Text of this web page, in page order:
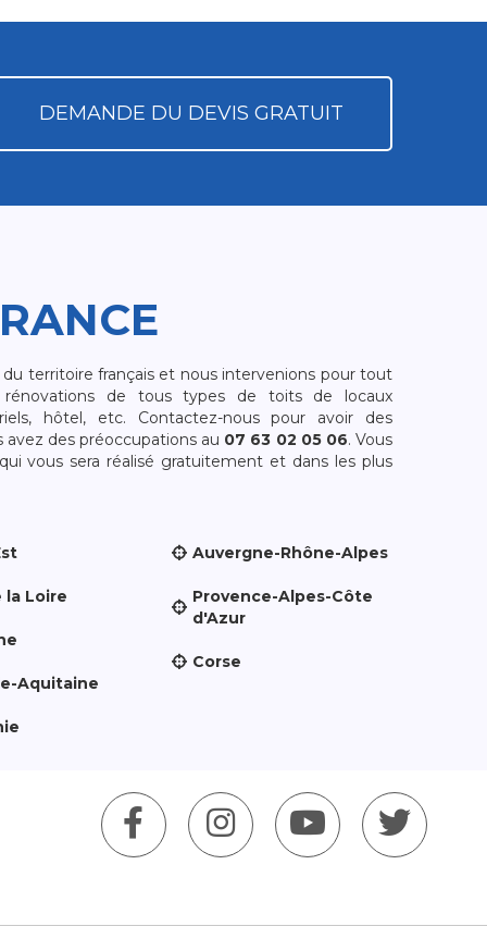
DEMANDE DU DEVIS GRATUIT
territoire français et nous intervenions pour tout
de tous types de toits de locaux
hôtel, etc. Contactez-nous pour avoir des
des préoccupations au 07 63 02 05 06. Vous
vous sera réalisé gratuitement et dans les plus
la Loire
Aquitaine
Auvergne-Rhône-Alpes
Provence-Alpes-Côte
d'Azur
Corse